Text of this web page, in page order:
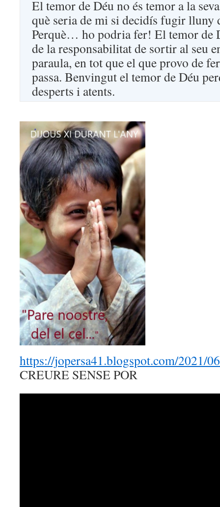
El temor de Déu no és temor a la
què seria de mi si decidís fugir lluny
Perquè… ho podria fer! El temor de
de la responsabilitat de sortir al seu
paraula, en tot que el que provo de
passa. Benvingut el temor de Déu
desperts i atents.
https://jopersa41.blogspot.com/2021/
CREURE SENSE POR